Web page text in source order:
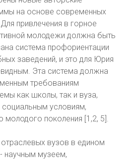
на основе современных
привлечения в горное
молодежи должна быть
система профориентации
заведений, и это для Юрия
Эта система должна
требованиям
как школы, так и вуза,
условиям,
поколения [1,2, 5].
вузов в едином
научным музеем,